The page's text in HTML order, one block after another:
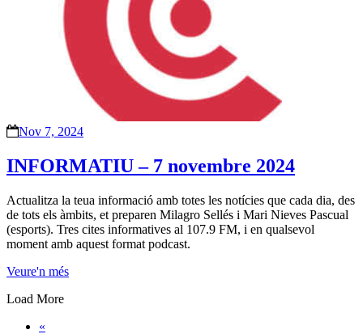
Nov 7, 2024
INFORMATIU – 7 novembre 2024
Actualitza la teua informació amb totes les notícies que cada dia, des
de tots els àmbits, et preparen Milagro Sellés i Mari Nieves Pascual
(esports). Tres cites informatives al 107.9 FM, i en qualsevol
moment amb aquest format podcast.
Veure'n més
Load More
«